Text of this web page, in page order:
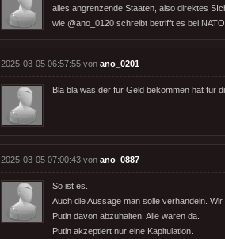
alles angrenzende Staaten, also direktes
wie @ano_0120 schreibt betrifft es bei
2025-03-05 06:57:55 von ano_0201
Bla bla was der für Geld bekommen hat für
2025-03-05 07:00:43 von ano_0887
So ist es.
Auch die Aussage man solle verhandeln.
Putin davon abzuhalten. Alle waren da.
Putin akzeptiert nur eine Kapitulation.